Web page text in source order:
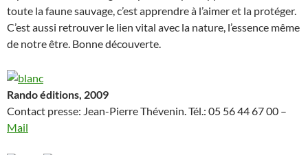
toute la faune sauvage, c’est apprendre à l’aimer et la protéger.
C’est aussi retrouver le lien vital avec la nature, l’essence même
de notre être. Bonne découverte.
Rando éditions, 2009
Contact presse: Jean-Pierre Thévenin. Tél.: 05 56 44 67 00 –
Mail